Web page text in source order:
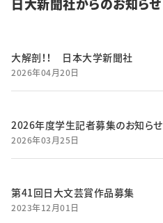
日大新聞社からのお知らせ
大解剖！！ 日本大学新聞社
2026年04月20日
2026年度学生記者募集のお知らせ
2026年03月25日
第41回日大文芸賞作品募集
2023年12月01日